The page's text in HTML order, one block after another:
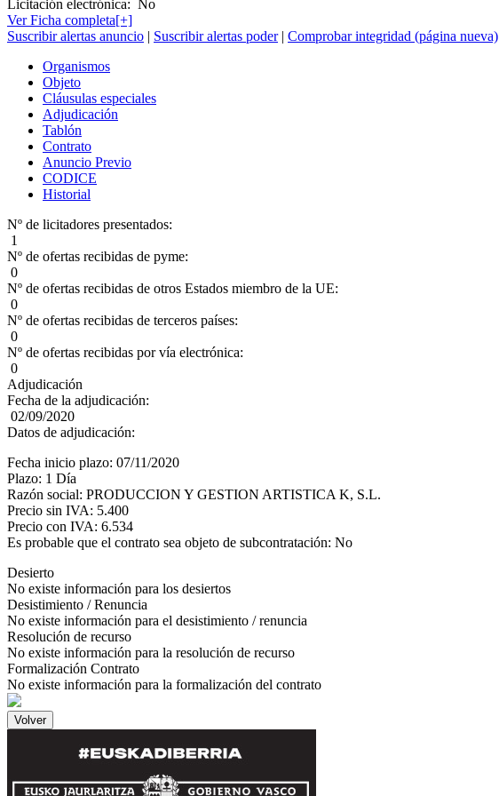
Licitación electrónica: No
Ver Ficha completa[+]
Suscribir alertas anuncio | Suscribir alertas poder| Comprobar integridad (página nueva)
Organismos
Objeto
Cláusulas especiales
Adjudicación
Tablón
Contrato
Anuncio Previo
CODICE
Historial
Nº de licitadores presentados:
1
Nº de ofertas recibidas de pyme:
0
Nº de ofertas recibidas de otros Estados miembro de la UE:
0
Nº de ofertas recibidas de terceros países:
0
Nº de ofertas recibidas por vía electrónica:
0
Adjudicación
Fecha de la adjudicación:
02/09/2020
Datos de adjudicación:
Fecha inicio plazo: 07/11/2020
Plazo: 1 Día
Razón social: PRODUCCION Y GESTION ARTISTICA K, S.L.
Precio sin IVA: 5.400
Precio con IVA: 6.534
Es probable que el contrato sea objeto de subcontratación: No
Desierto
No existe información para los desiertos
Desistimiento / Renuncia
No existe información para el desistimiento / renuncia
Resolución de recurso
No existe información para la resolución de recurso
Formalización Contrato
No existe información para la formalización del contrato